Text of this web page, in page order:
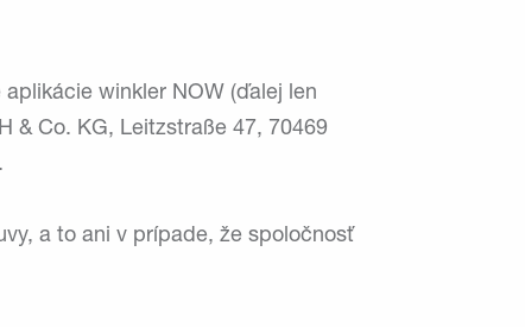
winkler NOW (ďalej len
& Co. KG, Leitzstraße 47, 70469
a to ani v prípade, že spoločnosť